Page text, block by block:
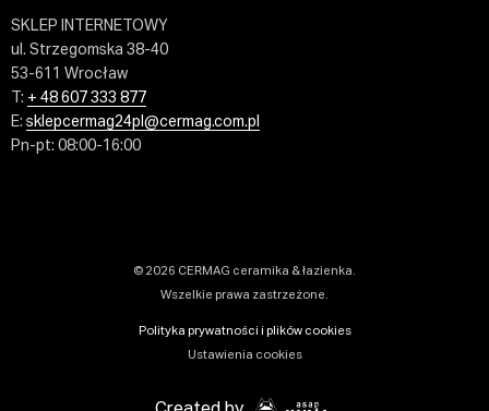
SKLEP INTERNETOWY
ul. Strzegomska 38-40
53-611 Wrocław
T: + 48 607 333 877
E: sklepcermag24pl@cermag.com.pl
Pn-pt: 08:00-16:00
© 2026 CERMAG ceramika & łazienka.
Wszelkie prawa zastrzeżone.
Polityka prywatności i plików cookies
Ustawienia cookies